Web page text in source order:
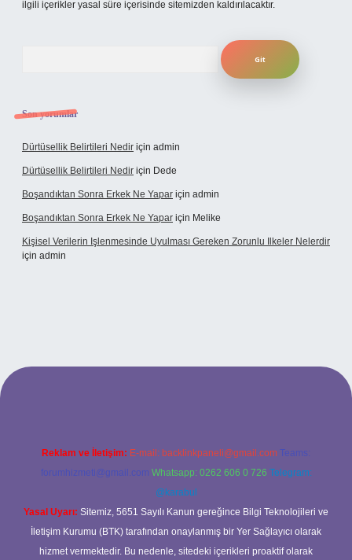
ilgili içerikler yasal süre içerisinde sitemizden kaldırılacaktır.
Son yorumlar
Dürtüsellik Belirtileri Nedir için admin
Dürtüsellik Belirtileri Nedir için Dede
Boşandıktan Sonra Erkek Ne Yapar için admin
Boşandıktan Sonra Erkek Ne Yapar için Melike
Kişisel Verilerin Işlenmesinde Uyulması Gereken Zorunlu Ilkeler Nelerdir
için admin
Reklam ve İletişim: E-mail: backlinkpaneli@gmail.com Teams:
forumhizmeti@gmail.com Whatsapp: 0262 606 0 726 Telegram:
@karabul
Yasal Uyarı: Sitemiz, 5651 Sayılı Kanun gereğince Bilgi Teknolojileri ve
İletişim Kurumu (BTK) tarafından onaylanmış bir Yer Sağlayıcı olarak
hizmet vermektedir. Bu nedenle, sitedeki içerikleri proaktif olarak